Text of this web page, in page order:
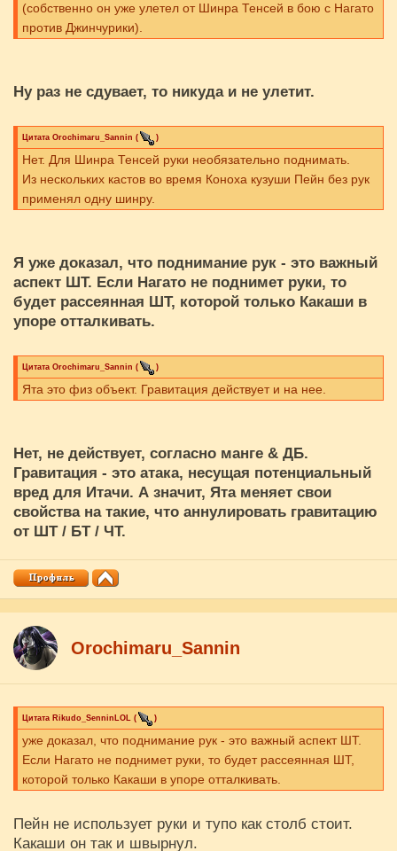
(собственно он уже улетел от Шинра Тенсей в бою с Нагато
против Джинчурики).
Ну раз не сдувает, то никуда и не улетит.
Цитата Orochimaru_Sannin ( )
Нет. Для Шинра Тенсей руки необязательно поднимать.
Из нескольких кастов во время Коноха кузуши Пейн без рук
применял одну шинру.
Я уже доказал, что поднимание рук - это важный
аспект ШТ. Если Нагато не поднимет руки, то
будет рассеянная ШТ, которой только Какаши в
упоре отталкивать.
Цитата Orochimaru_Sannin ( )
Ята это физ объект. Гравитация действует и на нее.
Нет, не действует, согласно манге & ДБ.
Гравитация - это атака, несущая потенциальный
вред для Итачи. А значит, Ята меняет свои
свойства на такие, что аннулировать гравитацию
от ШТ / БТ / ЧТ.
Orochimaru_Sannin
Цитата Rikudo_SenninLOL ( )
уже доказал, что поднимание рук - это важный аспект ШТ.
Если Нагато не поднимет руки, то будет рассеянная ШТ,
которой только Какаши в упоре отталкивать.
Пейн не использует руки и тупо как столб стоит.
Какаши он так и швырнул.